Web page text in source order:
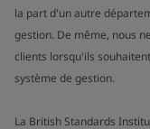
la part d'un autre
gestion. De même, nous
clients lorsqu'ils
système de gestion.
La British Standards